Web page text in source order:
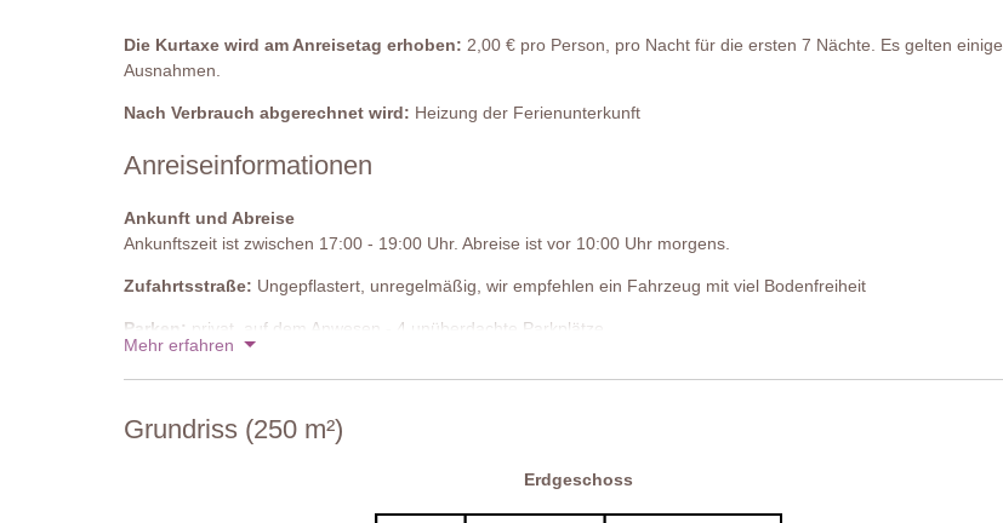
Nebenhaus
Küche/ Esszimmer/ Wohnbereich
Badezimmer
Dusche, Waschbecken, WC
Erster Stock
Schlafzimmer 5
19 Dez - 02 Jan 2027 4097,00€
Preise für 2027
Die Kurtaxe wird am Anreisetag erhoben: 2,00 € pro Person, pro Nacht für die ersten 7 Nächte. Es gelten einige
Ausnahmen.
Nach Verbrauch abgerechnet wird: Heizung der Ferienunterkunft
Anreiseinformationen
Ankunft und Abreise
Ankunftszeit ist zwischen 17:00 - 19:00 Uhr. Abreise ist vor 10:00 Uhr morgens.
Zufahrtsstraße: Ungepflastert, unregelmäßig, wir empfehlen ein Fahrzeug mit viel Bodenfreiheit
Parken: privat, auf dem Anwesen - 4 unüberdachte Parkplätze
Mehr erfahren
Grundriss (250 m²)
Erdgeschoss